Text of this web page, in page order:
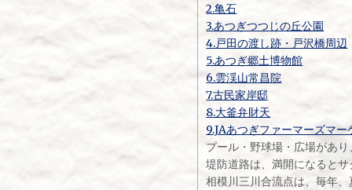
2.亀石
3.あつぎつつじの丘公園
4.戸田の渡し跡・戸沢橋周辺
5.あつぎ郷土博物館
6.雲渓山常昌院
7.古民家岸邸
8.大釜弁財天
9.JAあつぎファーマーズマ
プール・野球場・広場があ
堤防道路は、満開になると
相模川三川合流点は、毎年